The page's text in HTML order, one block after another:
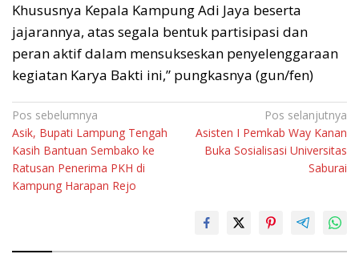
Khususnya Kepala Kampung Adi Jaya beserta
jajarannya, atas segala bentuk partisipasi dan
peran aktif dalam mensukseskan penyelenggaraan
kegiatan Karya Bakti ini,” pungkasnya (gun/fen)
Navigasi
pos
Pos sebelumnya
Asik, Bupati Lampung Tengah
Kasih Bantuan Sembako ke
Ratusan Penerima PKH di
Kampung Harapan Rejo
Pos selanjutnya
Asisten I Pemkab Way Kanan
Buka Sosialisasi Universitas
Saburai